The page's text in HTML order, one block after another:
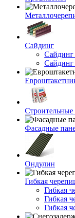
Сайдинг
Сайдинг
Строительные
Фасадные
Ондулин
Гибкая
Гибкая
Гибкая
Гибкая